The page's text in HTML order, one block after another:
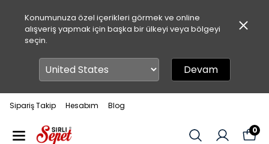
Konumunuza özel içerikleri görmek ve online
alışveriş yapmak için başka bir ülkeyi veya bölgeyi
seçin.
Devam
Sipariş Takip Hesabım Blog
0